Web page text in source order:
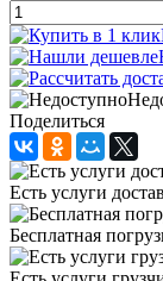
Поделиться
Есть услуги
Бесплатная